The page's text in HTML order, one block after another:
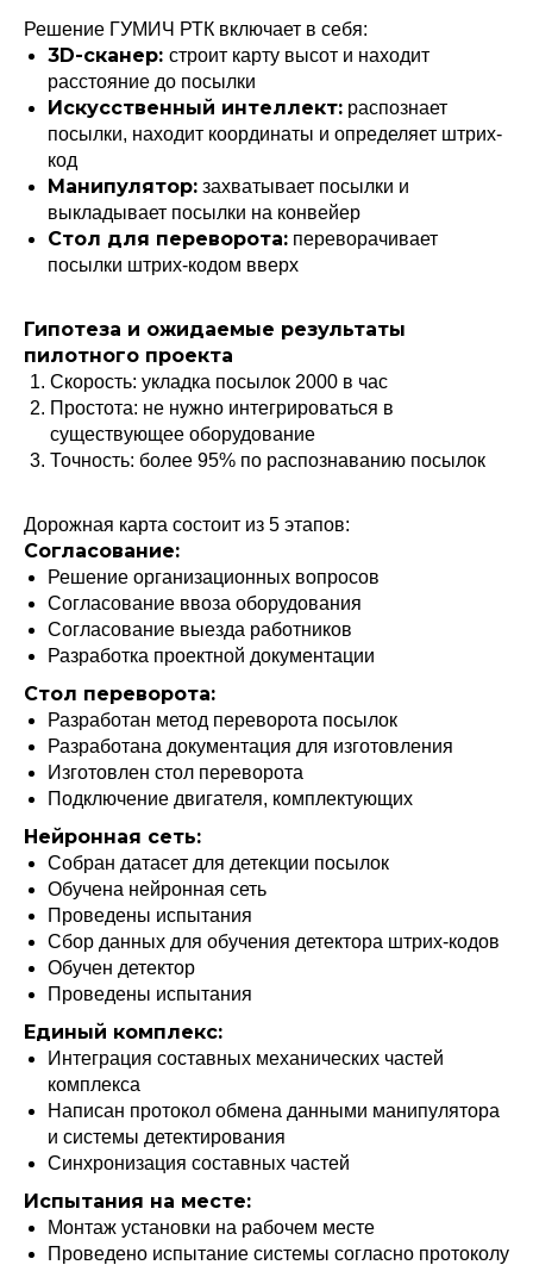
Решение ГУМИЧ РТК включает в себя:
3D-сканер: строит карту высот и находит
расстояние до посылки
Искусственный интеллект: распознает
посылки, находит координаты и определяет штрих-
код
Манипулятор: захватывает посылки и
выкладывает посылки на конвейер
Стол для переворота: переворачивает
посылки штрих-кодом вверх
Гипотеза и ожидаемые результаты
пилотного проекта
Скорость: укладка посылок 2000 в час
Простота: не нужно интегрироваться в
существующее оборудование
Точность: более 95% по распознаванию посылок
Дорожная карта состоит из 5 этапов:
Согласование:
Решение организационных вопросов
Согласование ввоза оборудования
Согласование выезда работников
Разработка проектной документации
Стол переворота:
Разработан метод переворота посылок
Разработана документация для изготовления
Изготовлен стол переворота
Подключение двигателя, комплектующих
Нейронная сеть:
Собран датасет для детекции посылок
Обучена нейронная сеть
Проведены испытания
Сбор данных для обучения детектора штрих-кодов
Обучен детектор
Проведены испытания
Единый комплекс:
Интеграция составных механических частей
комплекса
Написан протокол обмена данными манипулятора
и системы детектирования
Синхронизация составных частей
Испытания на месте:
Монтаж установки на рабочем месте
Проведено испытание системы согласно протоколу